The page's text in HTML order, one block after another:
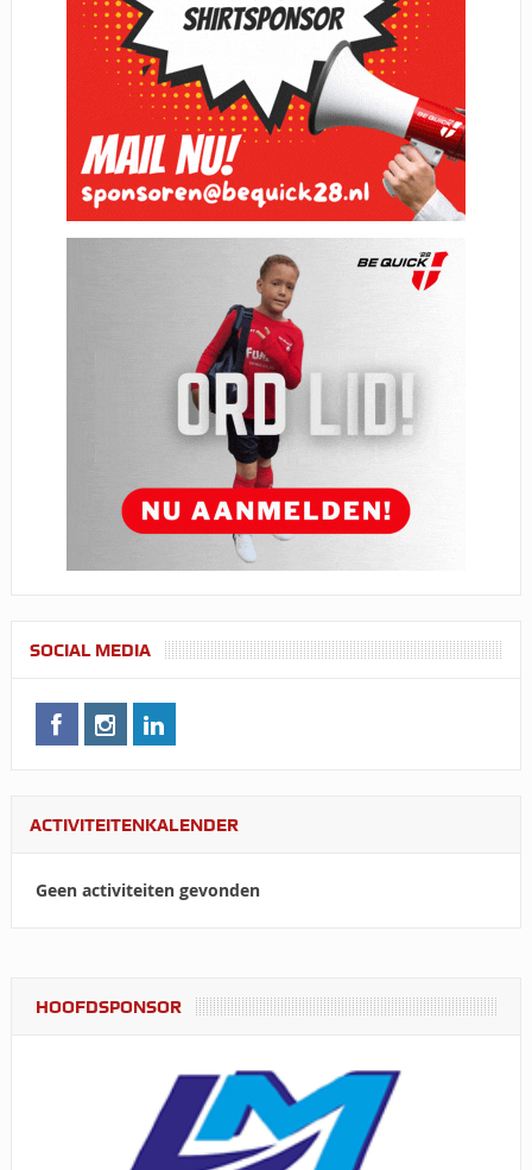
SOCIAL MEDIA
ACTIVITEITENKALENDER
Geen activiteiten gevonden
HOOFDSPONSOR